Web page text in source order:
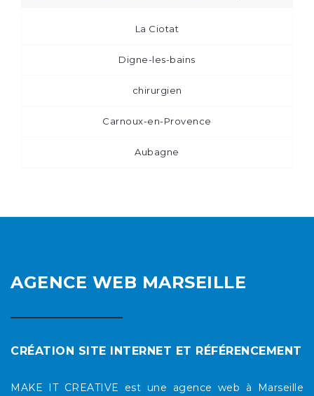
La Ciotat
Digne-les-bains
chirurgien
Carnoux-en-Provence
Aubagne
AGENCE WEB MARSEILLE
CRÉATION SITE INTERNET ET RÉFÉRENCEMENT
MAKE IT CREATIVE est une agence web à Marseille